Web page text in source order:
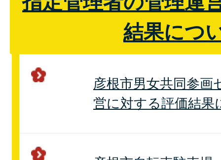
結果につ
彦根市男女共同参画
営に対する評価結果